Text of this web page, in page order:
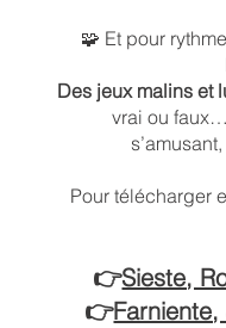
🧩 Et pour
Des jeux malins et
vrai ou
s’amusant,
Pour télécharger
👉Sieste,
👉